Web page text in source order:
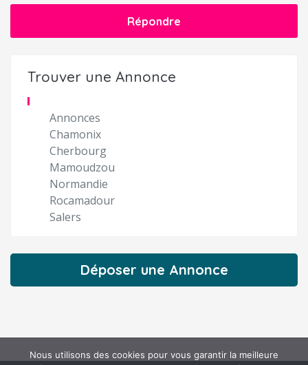
Répondre
Trouver une Annonce
Annonces
Chamonix
Cherbourg
Mamoudzou
Normandie
Rocamadour
Salers
Déposer une Annonce
Nous utilisons des cookies pour vous garantir la meilleure